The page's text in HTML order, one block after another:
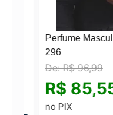
Perfume
296
De:R$96,99
R$85,55
no PIX